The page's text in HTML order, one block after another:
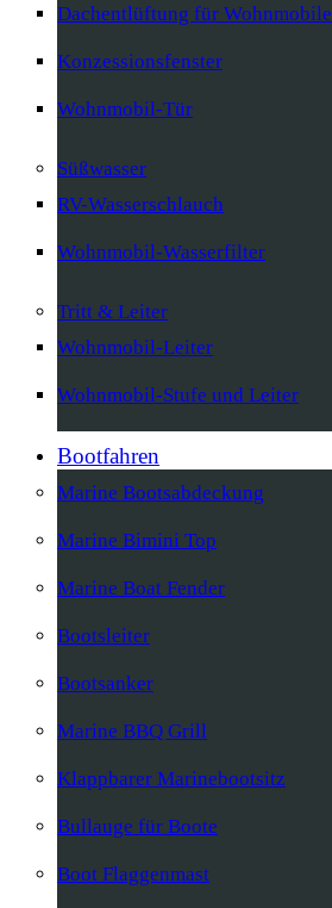
Dachentlüftung für Wohnmobile
Konzessionsfenster
Wohnmobil-Tür
Süßwasser
RV-Wasserschlauch
Wohnmobil-Wasserfilter
Tritt & Leiter
Wohnmobil-Leiter
Wohnmobil-Stufe und Leiter
Bootfahren
Marine Bootsabdeckung
Marine Bimini Top
Marine Boat Fender
Bootsleiter
Bootsanker
Marine BBQ Grill
Klappbarer Marinebootsitz
Bullauge für Boote
Boot Flaggenmast